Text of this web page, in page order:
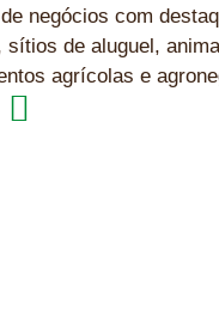
negócios com
sítios de aluguel,
agrícolas e